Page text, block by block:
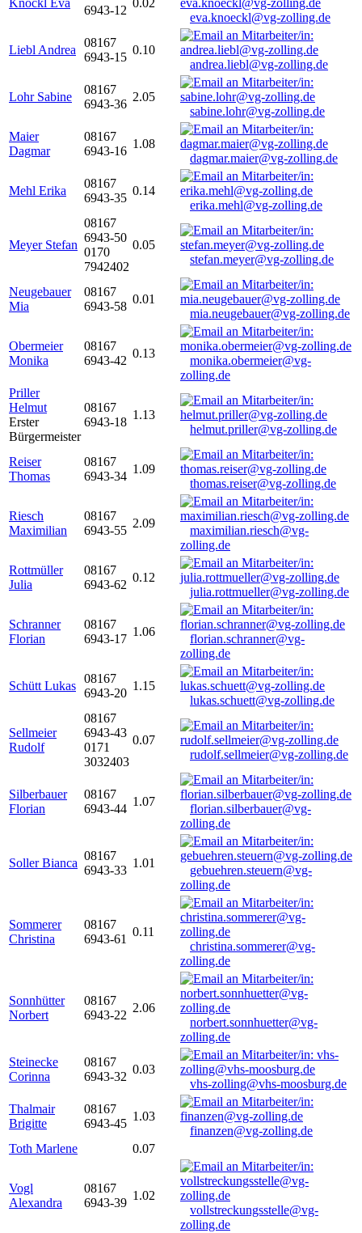
Knöckl Eva
6943-12
0.02
eva.knoeckl@vg-zolling.de
Liebl Andrea
08167
6943-15
0.10
andrea.liebl@vg-zolling.de
Lohr Sabine
08167
6943-36
2.05
sabine.lohr@vg-zolling.de
Maier
Dagmar
08167
6943-16
1.08
dagmar.maier@vg-zolling.de
Mehl Erika
08167
6943-35
0.14
erika.mehl@vg-zolling.de
Meyer Stefan
08167
6943-50
0170
7942402
0.05
stefan.meyer@vg-zolling.de
Neugebauer
Mia
08167
6943-58
0.01
mia.neugebauer@vg-zolling.de
Obermeier
Monika
08167
6943-42
0.13
monika.obermeier@vg-
zolling.de
Priller
Helmut
Erster
Bürgermeister
08167
6943-18
1.13
helmut.priller@vg-zolling.de
Reiser
Thomas
08167
6943-34
1.09
thomas.reiser@vg-zolling.de
Riesch
Maximilian
08167
6943-55
2.09
maximilian.riesch@vg-
zolling.de
Rottmüller
Julia
08167
6943-62
0.12
julia.rottmueller@vg-zolling.de
Schranner
Florian
08167
6943-17
1.06
florian.schranner@vg-
zolling.de
Schütt Lukas
08167
6943-20
1.15
lukas.schuett@vg-zolling.de
Sellmeier
Rudolf
08167
6943-43
0171
3032403
0.07
rudolf.sellmeier@vg-zolling.de
Silberbauer
Florian
08167
6943-44
1.07
florian.silberbauer@vg-
zolling.de
Soller Bianca
08167
6943-33
1.01
gebuehren.steuern@vg-
zolling.de
Sommerer
Christina
08167
6943-61
0.11
christina.sommerer@vg-
zolling.de
Sonnhütter
Norbert
08167
6943-22
2.06
norbert.sonnhuetter@vg-
zolling.de
Steinecke
Corinna
08167
6943-32
0.03
vhs-zolling@vhs-moosburg.de
Thalmair
Brigitte
08167
6943-45
1.03
finanzen@vg-zolling.de
Toth Marlene
0.07
Vogl
Alexandra
08167
6943-39
1.02
vollstreckungsstelle@vg-
zolling.de